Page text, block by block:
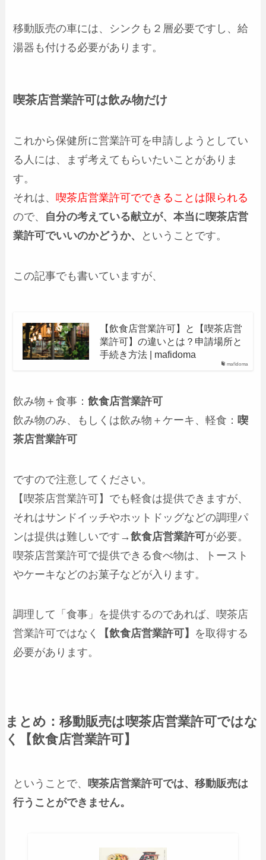
移動販売の車には、シンクも２層必要ですし、給
湯器も付ける必要があります。
喫茶店営業許可は飲み物だけ
これから保健所に営業許可を申請しようとしてい
る人には、まず考えてもらいたいことがありま
す。
それは、喫茶店営業許可でできることは限られる
ので、 自分の考えている献立が、本当に喫茶店営
業許可でいいのかどうか、
ということです。
この記事でも書いていますが、
mafidoma
【飲食店営業許可】と【喫茶店営
業許可】の違いとは？申請場所と
手続き方法 | mafidoma
飲み物＋食事：飲食店営業許可
飲み物のみ、もしくは飲み物＋ケーキ、軽食： 喫
茶店営業許可
ですので注意してください。
【喫茶店営業許可】でも軽食は提供できますが、
それはサンドイッチやホットドッグなどの調理パ
ンは提供は難しいです→飲食店営業許可が必要。
喫茶店営業許可で提供できる食べ物は、トースト
やケーキなどのお菓子などが入ります。
調理して「食事」を提供するのであれば、喫茶店
営業許可ではなく
【飲食店営業許可】 を取得する
必要があります。
まとめ：移動販売は喫茶店営業許可ではな
く【飲食店営業許可】
ということで、喫茶店営業許可では、移動販売は
行うことができません。